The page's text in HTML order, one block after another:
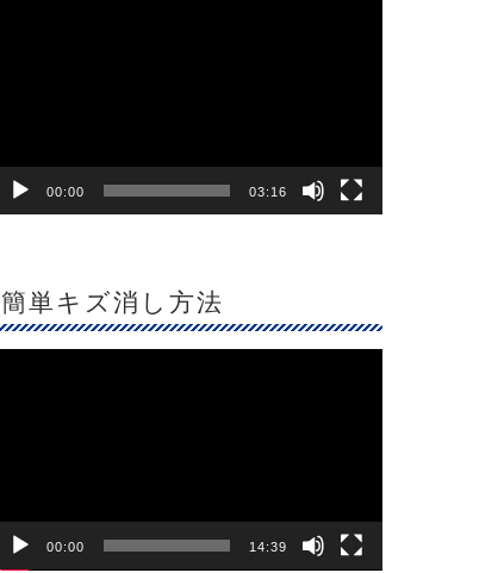
00:00 03:16
簡単キズ消し方法
00:00 14:39